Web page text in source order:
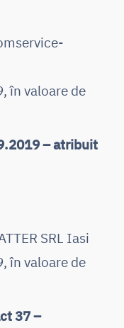
în valoare de
– atribuit
SRL Iasi
în valoare de
37 –